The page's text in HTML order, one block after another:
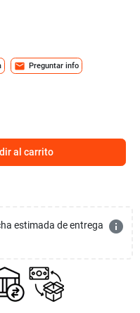
mail Preguntar info
al carrito
estimada de entrega info